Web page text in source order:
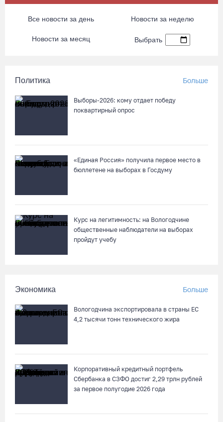
Все новости за день Новости за неделю
Новости за месяц Выбрать
Политика Больше
Выборы-2026: кому отдает победу
поквартирный опрос
«Единая Россия» получила первое место в
бюллетене на выборах в Госдуму
Курс на легитимность: на Вологодчине
общественные наблюдатели на выборах
пройдут учебу
Экономика Больше
Вологодчина экспортировала в страны ЕС
4,2 тысячи тонн технического жира
Корпоративный кредитный портфель
Сбербанка в СЗФО достиг 2,29 трлн рублей
за первое полугодие 2026 года